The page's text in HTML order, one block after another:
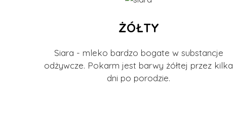
ŻÓŁTY
Siara - mleko bardzo bogate w substancje
odżywcze. Pokarm jest barwy żółtej przez kilka
dni po porodzie.